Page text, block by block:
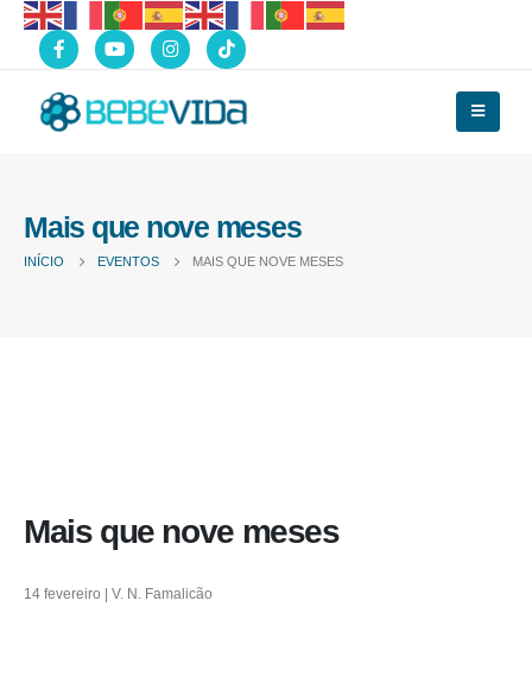
Mais que nove meses
INÍCIO EVENTOS MAIS QUE NOVE MESES
Mais que nove meses
14 fevereiro | V. N. Famalicão